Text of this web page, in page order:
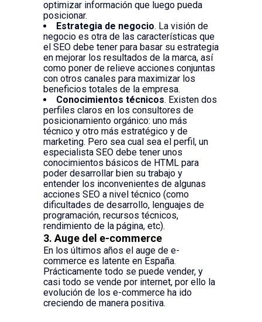
optimizar información que luego pueda
posicionar.
Estrategia de negocio. La visión de
negocio es otra de las características que
el SEO debe tener para basar su estrategia
en mejorar los resultados de la marca, así
como poner de relieve acciones conjuntas
con otros canales para maximizar los
beneficios totales de la empresa.
Conocimientos técnicos. Existen dos
perfiles claros en los consultores de
posicionamiento orgánico: uno más
técnico y otro más estratégico y de
marketing. Pero sea cual sea el perfil, un
especialista SEO debe tener unos
conocimientos básicos de HTML para
poder desarrollar bien su trabajo y
entender los inconvenientes de algunas
acciones SEO a nivel técnico (como
dificultades de desarrollo, lenguajes de
programación, recursos técnicos,
rendimiento de la página, etc).
3. Auge del e-commerce
En los últimos años el auge de e-
commerce es latente en España.
Prácticamente todo se puede vender, y
casi todo se vende por internet, por ello la
evolución de los e-commerce ha ido
creciendo de manera positiva.